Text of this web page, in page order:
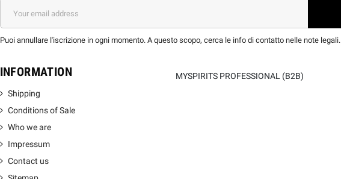
Puoi annullare l'iscrizione in ogni momento. A questo scopo, cerca le info di contatto nelle note legali.
INFORMATION
Shipping
Conditions of Sale
Who we are
Impressum
Contact us
MYSPIRITS PROFESSIONAL (B2B)